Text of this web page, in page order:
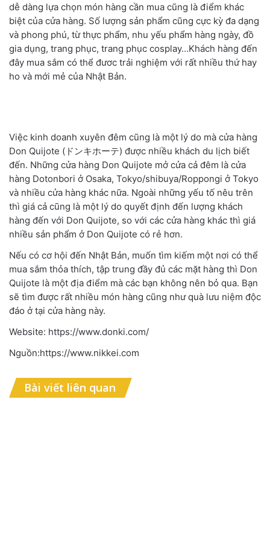
dễ dàng lựa chọn món hàng cần mua cũng là điểm khác
biệt của cửa hàng. Số lượng sản phẩm cũng cực kỳ đa dạng
và phong phú, từ thực phẩm, nhu yếu phẩm hàng ngày, đồ
gia dụng, trang phục, trang phục cosplay…Khách hàng đến
đây mua sắm có thể đươc trải nghiệm với rất nhiều thứ hay
ho và mới mẻ của Nhật Bản.
Việc kinh doanh xuyên đêm cũng là một lý do mà cửa hàng
Don Quijote (ドンキホーテ) được nhiều khách du lịch biết
đến. Những cửa hàng Don Quijote mở cửa cả đêm là cửa
hàng Dotonbori ở Osaka, Tokyo/shibuya/Roppongi ở Tokyo
và nhiều cửa hàng khác nữa. Ngoài những yếu tố nêu trên
thì giá cả cũng là một lý do quyết định đến lượng khách
hàng đến với Don Quijote, so với các cửa hàng khác thì giá
nhiều sản phẩm ở Don Quijote có rẻ hơn.
Nếu có cơ hội đến Nhật Bản, muốn tìm kiếm một nơi có thể
mua sắm thỏa thích, tập trung đầy đủ các mặt hàng thì Don
Quijote là một địa điểm mà các bạn không nên bỏ qua. Bạn
sẽ tìm được rất nhiều món hàng cũng như quà lưu niệm độc
đáo ở tại cửa hàng này.
Website: https://www.donki.com/
Nguồn:https://www.nikkei.com
Bài viết liên quan